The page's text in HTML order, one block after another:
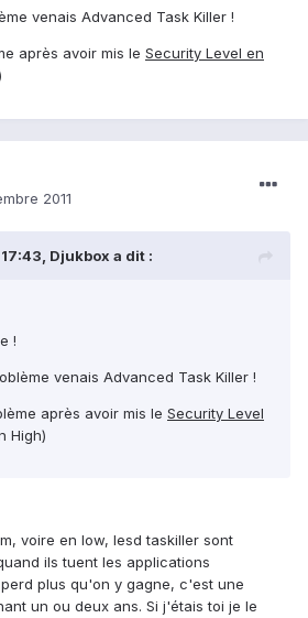
venais Advanced Task Killer !
après avoir mis le Security Level en
2011
Djukbox a dit :
!
venais Advanced Task Killer !
après avoir mis le Security Level
High)
voire en low, lesd taskiller sont
ils tuent les applications
plus qu'on y gagne, c'est une
un ou deux ans. Si j'étais toi je le